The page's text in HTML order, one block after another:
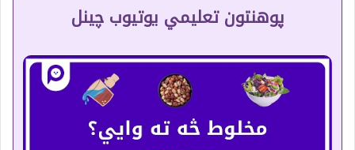
پوهنتون تعلیمي یوتیوب چینل